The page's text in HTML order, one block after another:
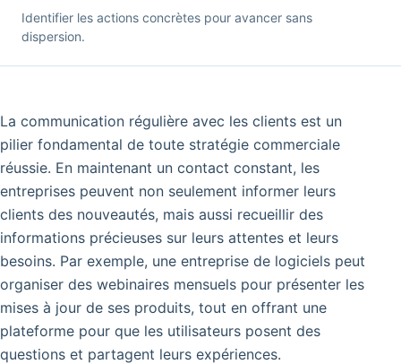
Identifier les actions concrètes pour avancer sans
dispersion.
La communication régulière avec les clients est un
pilier fondamental de toute stratégie commerciale
réussie. En maintenant un contact constant, les
entreprises peuvent non seulement informer leurs
clients des nouveautés, mais aussi recueillir des
informations précieuses sur leurs attentes et leurs
besoins. Par exemple, une entreprise de logiciels peut
organiser des webinaires mensuels pour présenter les
mises à jour de ses produits, tout en offrant une
plateforme pour que les utilisateurs posent des
questions et partagent leurs expériences.